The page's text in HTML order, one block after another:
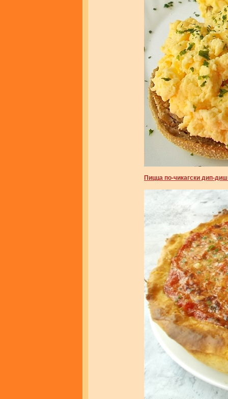
Пицца по-чикагски дип-